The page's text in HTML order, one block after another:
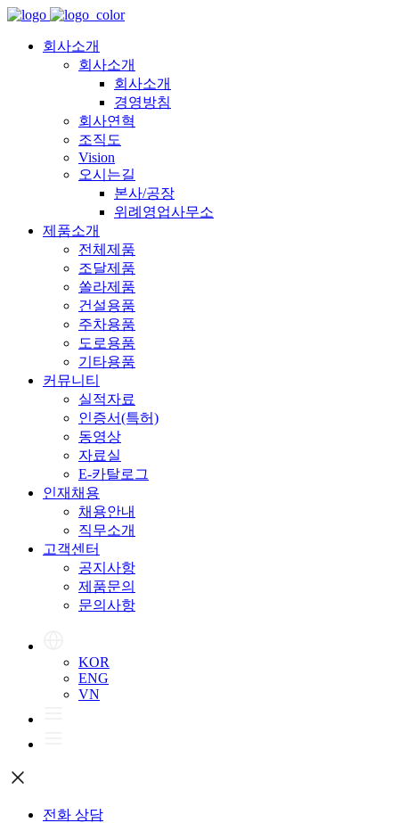
회사소개
회사소개
회사소개
경영방침
회사연혁
조직도
Vision
오시는길
본사/공장
위례영업사무소
제품소개
전체제품
조달제품
쏠라제품
건설용품
주차용품
도로용품
기타용품
커뮤니티
실적자료
인증서(특허)
동영상
자료실
E-카탈로그
인재채용
채용안내
직무소개
고객센터
공지사항
제품문의
문의사항
KOR
ENG
VN
전화 상담